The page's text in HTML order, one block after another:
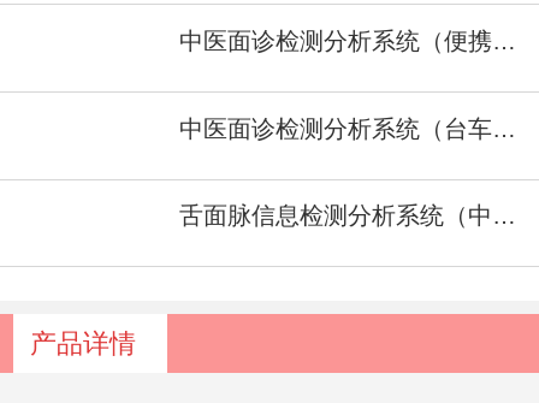
中医面诊检测分析系统（便携式）型号：SJ/ZJ-II
中医面诊检测分析系统（台车式） 型号：SJ/ZJ-II
舌面脉信息检测分析系统（中医四诊仪）型号：SJ/ZJ-I
产品详情